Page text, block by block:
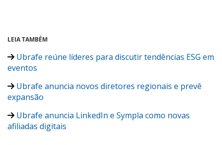
LEIA TAMBÉM
Ubrafe reúne líderes para discutir tendências ESG em
eventos
Ubrafe anuncia novos diretores regionais e prevê
expansão
Ubrafe anuncia LinkedIn e Sympla como novas
afiliadas digitais